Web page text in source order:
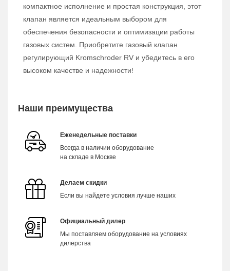
компактное исполнение и простая конструкция, этот
клапан является идеальным выбором для
обеспечения безопасности и оптимизации работы
газовых систем. Приобретите газовый клапан
регулирующий Kromschroder RV и убедитесь в его
высоком качестве и надежности!
Наши преимущества
Еженедельные поставки
Всегда в наличии оборудование
на складе в Москве
Делаем скидки
Если вы найдете условия лучше наших
Официальный дилер
Мы поставляем оборудование на условиях
дилерства